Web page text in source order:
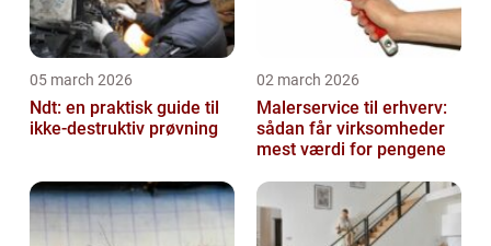
05 march 2026
Ndt: en praktisk guide til
ikke-destruktiv prøvning
02 march 2026
Malerservice til erhverv:
sådan får virksomheder
mest værdi for pengene